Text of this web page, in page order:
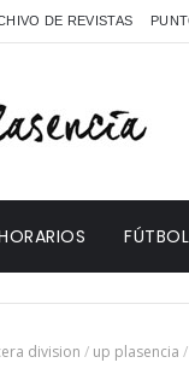
DE REVISTAS
FÚTBOL
division / up plasencia /